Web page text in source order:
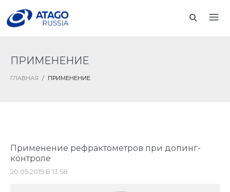
ПРИМЕНЕНИЕ
ГЛАВНАЯ / ПРИМЕНЕНИЕ
Применение рефрактометров при допинг-
контроле
20.05.2019 В 13:58